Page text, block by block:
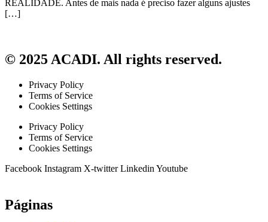
REALIDADE. Antes de mais nada é preciso fazer alguns ajustes
[…]
© 2025 ACADI. All rights reserved.
Privacy Policy
Terms of Service
Cookies Settings
Privacy Policy
Terms of Service
Cookies Settings
Facebook Instagram X-twitter Linkedin Youtube
Páginas